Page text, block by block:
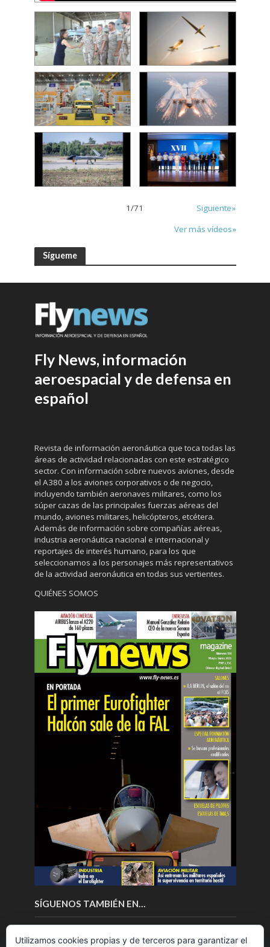
1/71
Siguiente»
Ver más vídeos»
Sígueme
Fly News, información
aeroespacial y de defensa en
español
Revista de información aeronáutica que toca todas las
áreas de actividad relacionadas con este estratégico
sector. Con información sobre nuevos aviones, desde
el A380 a los aviones corporativos o de negocio,
incluyendo también aeronaves militares, como los
súper cazas de las principales fuerzas aéreas del
mundo, aviones militares, helicópteros, etcétera.
Además de información sobre compañías aéreas,
industria aeronáutica nacional e internacional y
reportajes de interés humano, para los que
seleccionamos a los personajes más representativos
de la actividad aeronáutica en todas sus vertientes.
QUIÉNES SOMOS
SÍGUENOS TAMBIÉN EN…
Utilizamos cookies propias y de terceros para garantizar el